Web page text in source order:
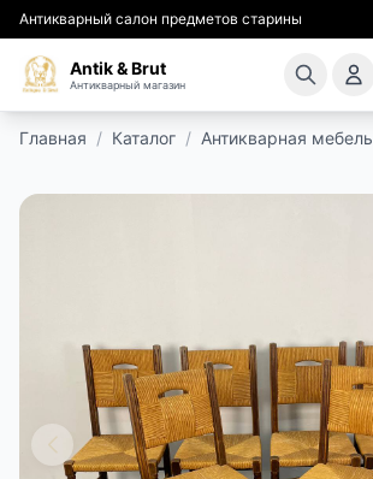
Антикварный салон предметов старины
Antik & Brut
Антикварный магазин
ЭКСКУРСИИ
РЕСТАВРАЦИЯ
Главная / Каталог / Антикварная мебель